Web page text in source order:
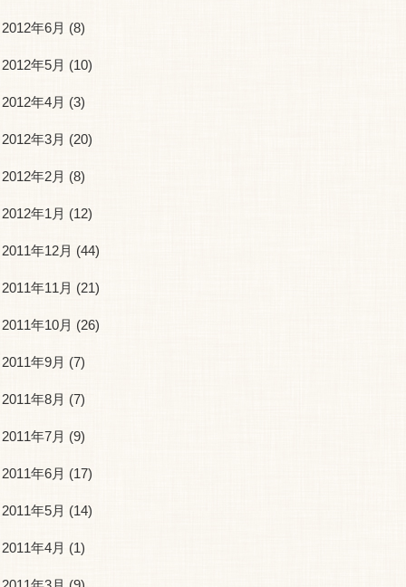
2012年6月 (8)
2012年5月 (10)
2012年4月 (3)
2012年3月 (20)
2012年2月 (8)
2012年1月 (12)
2011年12月 (44)
2011年11月 (21)
2011年10月 (26)
2011年9月 (7)
2011年8月 (7)
2011年7月 (9)
2011年6月 (17)
2011年5月 (14)
2011年4月 (1)